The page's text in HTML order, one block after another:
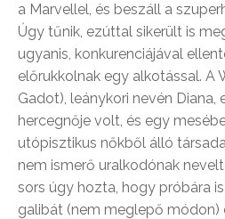
a Marvellel, és beszáll a
Úgy tűnik, ezúttal sikerült is
ugyanis, konkurenciájával
előrukkolnak egy alkotással. A
Gadot), leánykori nevén
hercegnője volt, és egy
utópisztikus nőkből álló
nem ismerő uralkodónak
sors úgy hozta, hogy próbára
galibát (nem meglepő módon)